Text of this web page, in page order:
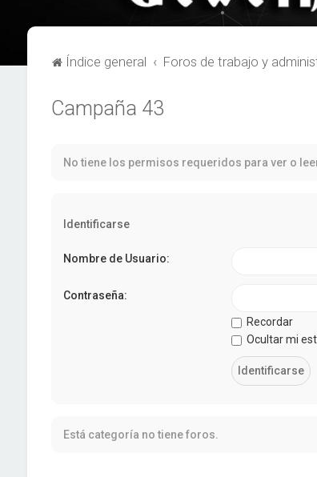
Índice general Foros de trabajo y
Campaña 43
No tiene los permisos requeridos para ver o
Identificarse
Nombre de Usuario:
Contraseña:
Recordar
Ocultar mi
Está categoría no tiene foros.